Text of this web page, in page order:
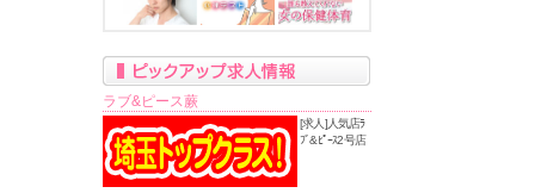
ラブ&ピース蕨
[求人]人気店ﾗ
ﾌﾞ&ﾋﾟｰｽ2号店